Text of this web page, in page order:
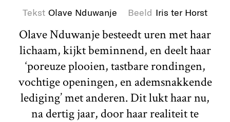
Tekst Olave Nduwanje Beeld Iris ter Horst
Olave Nduwanje besteedt uren met haar
lichaam, kijkt beminnend, en deelt haar
‘poreuze plooien, tastbare rondingen,
vochtige openingen, en ademsnakkende
lediging’ met anderen. Dit lukt haar nu,
na dertig jaar, door haar realiteit te